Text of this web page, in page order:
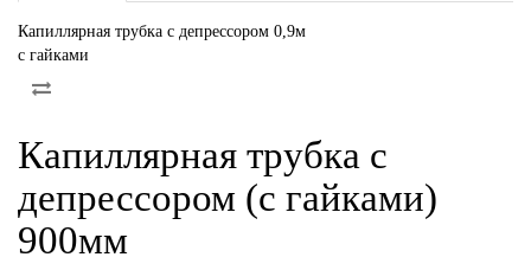
Капиллярная трубка с депрессором 0,9м
с гайками
Капиллярная трубка с
депрессором (с гайками)
900мм